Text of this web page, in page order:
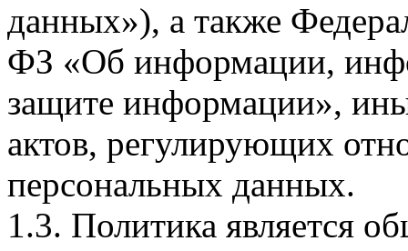
данных»), а также
ФЗ «Об информации,
защите информации»,
актов, регулирующих
персональных данных.
1.3. Политика является